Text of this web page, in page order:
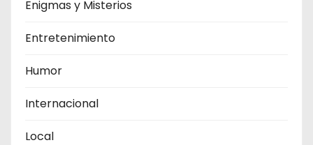
Enigmas y Misterios
Entretenimiento
Humor
Internacional
Local